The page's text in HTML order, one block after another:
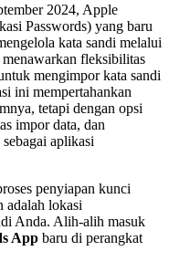
2024, Apple
Passwords) yang baru
kata sandi melalui
fleksibilitas
mengimpor kata sandi
ini mempertahankan
tetapi dengan opsi
impor data, dan
aplikasi
penyiapan kunci
adalah lokasi
Anda. Alih-alih masuk
App baru di perangkat